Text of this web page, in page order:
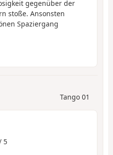
gegenüber der
stoße. Ansonsten
Spaziergang
Tango 01
5